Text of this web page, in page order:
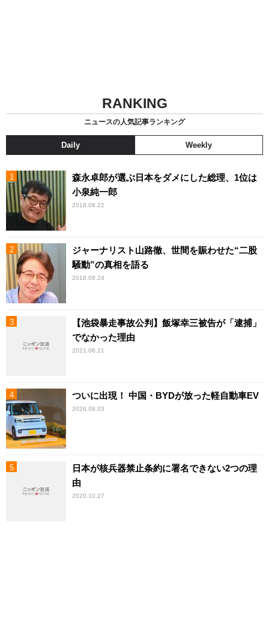
RANKING
ニュースの人気記事ランキング
Daily Weekly
森永卓郎が選ぶ日本をダメにした総理、1位は
小泉純一郎
2018.08.22
ジャーナリスト山路徹、世間を賑わせた“二股
騒動”の真相を語る
2018.08.24
【池袋暴走事故公判】飯塚幸三被告が「逮捕」
でなかった理由
2021.06.21
ついに出現！ 中国・BYDが放った軽自動車EV
2026.08.03
日本が核兵器禁止条約に署名できない2つの理
由
2020.10.27